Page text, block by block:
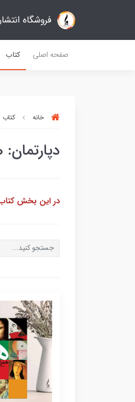
فروشگاه
صفحه اصلی کتاب
خانه کتاب
در این بخش